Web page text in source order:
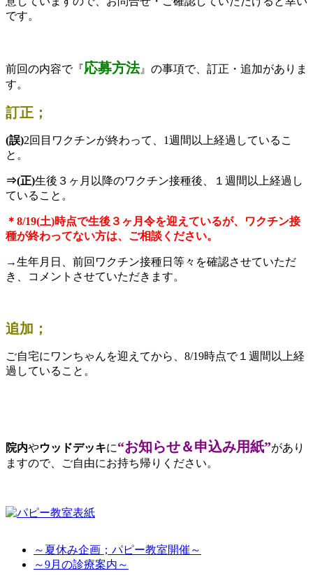
です。
前回の内容で『応募方法』の事項で、訂正・追加がありま
す。
訂正；
(誤)2回目ワクチンが終わって、1週間以上経過しているこ
と。
⇒(正)生後３ヶ月以降のワクチン接種後、１週間以上経過し
ていること。
＊8/19(土)時点で生後３ヶ月令を迎えているが、ワクチン接
種が終わってない方は、ご相談ください。
→生年月日、前回ワクチン接種日等々を確認させていただ
き、コメントさせていただきます。
追加；
ご自宅にワンちゃんを迎えてから、8/19時点で１週間以上経
過していること。
院内やウッドデッキに“お知らせ＆申込み用紙”があり
ますので、ご自由にお持ち帰りください。
～夏休み企画；パピー教室開催～
～9月の診療案内～